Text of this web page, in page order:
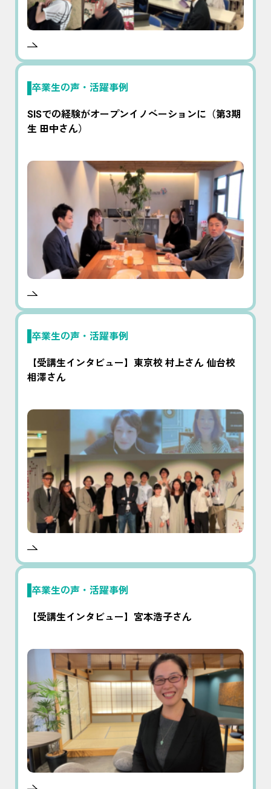
卒業生の声・活躍事例
SISでの経験がオープンイノベーションに（第3期
生 田中さん）
卒業生の声・活躍事例
【受講生インタビュー】東京校 村上さん 仙台校
相澤さん
卒業生の声・活躍事例
【受講生インタビュー】宮本浩子さん